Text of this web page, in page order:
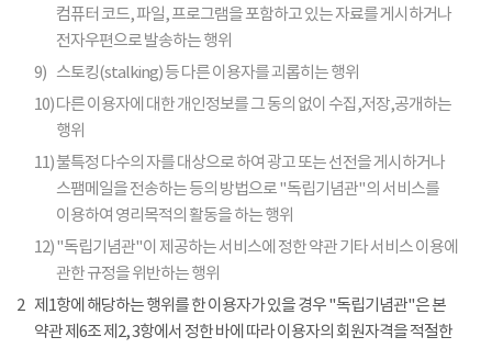
컴퓨터 코드, 파일, 프로그램을 포함하고 있는 자료를 게시하거나
전자우편으로 발송하는 행위
9) 스토킹(stalking) 등 다른 이용자를 괴롭히는 행위
10)다른 이용자에 대한 개인정보를 그 동의 없이 수집,저장,공개하는
행위
11)불특정 다수의 자를 대상으로 하여 광고 또는 선전을 게시하거나
스팸메일을 전송하는 등의 방법으로 "독립기념관"의 서비스를
이용하여 영리목적의 활동을 하는 행위
12)"독립기념관"이 제공하는 서비스에 정한 약관 기타 서비스 이용에
관한 규정을 위반하는 행위
2 제1항에 해당하는 행위를 한 이용자가 있을 경우 "독립기념관"은 본
약관 제6조 제2, 3항에서 정한 바에 따라 이용자의 회원자격을 적절한